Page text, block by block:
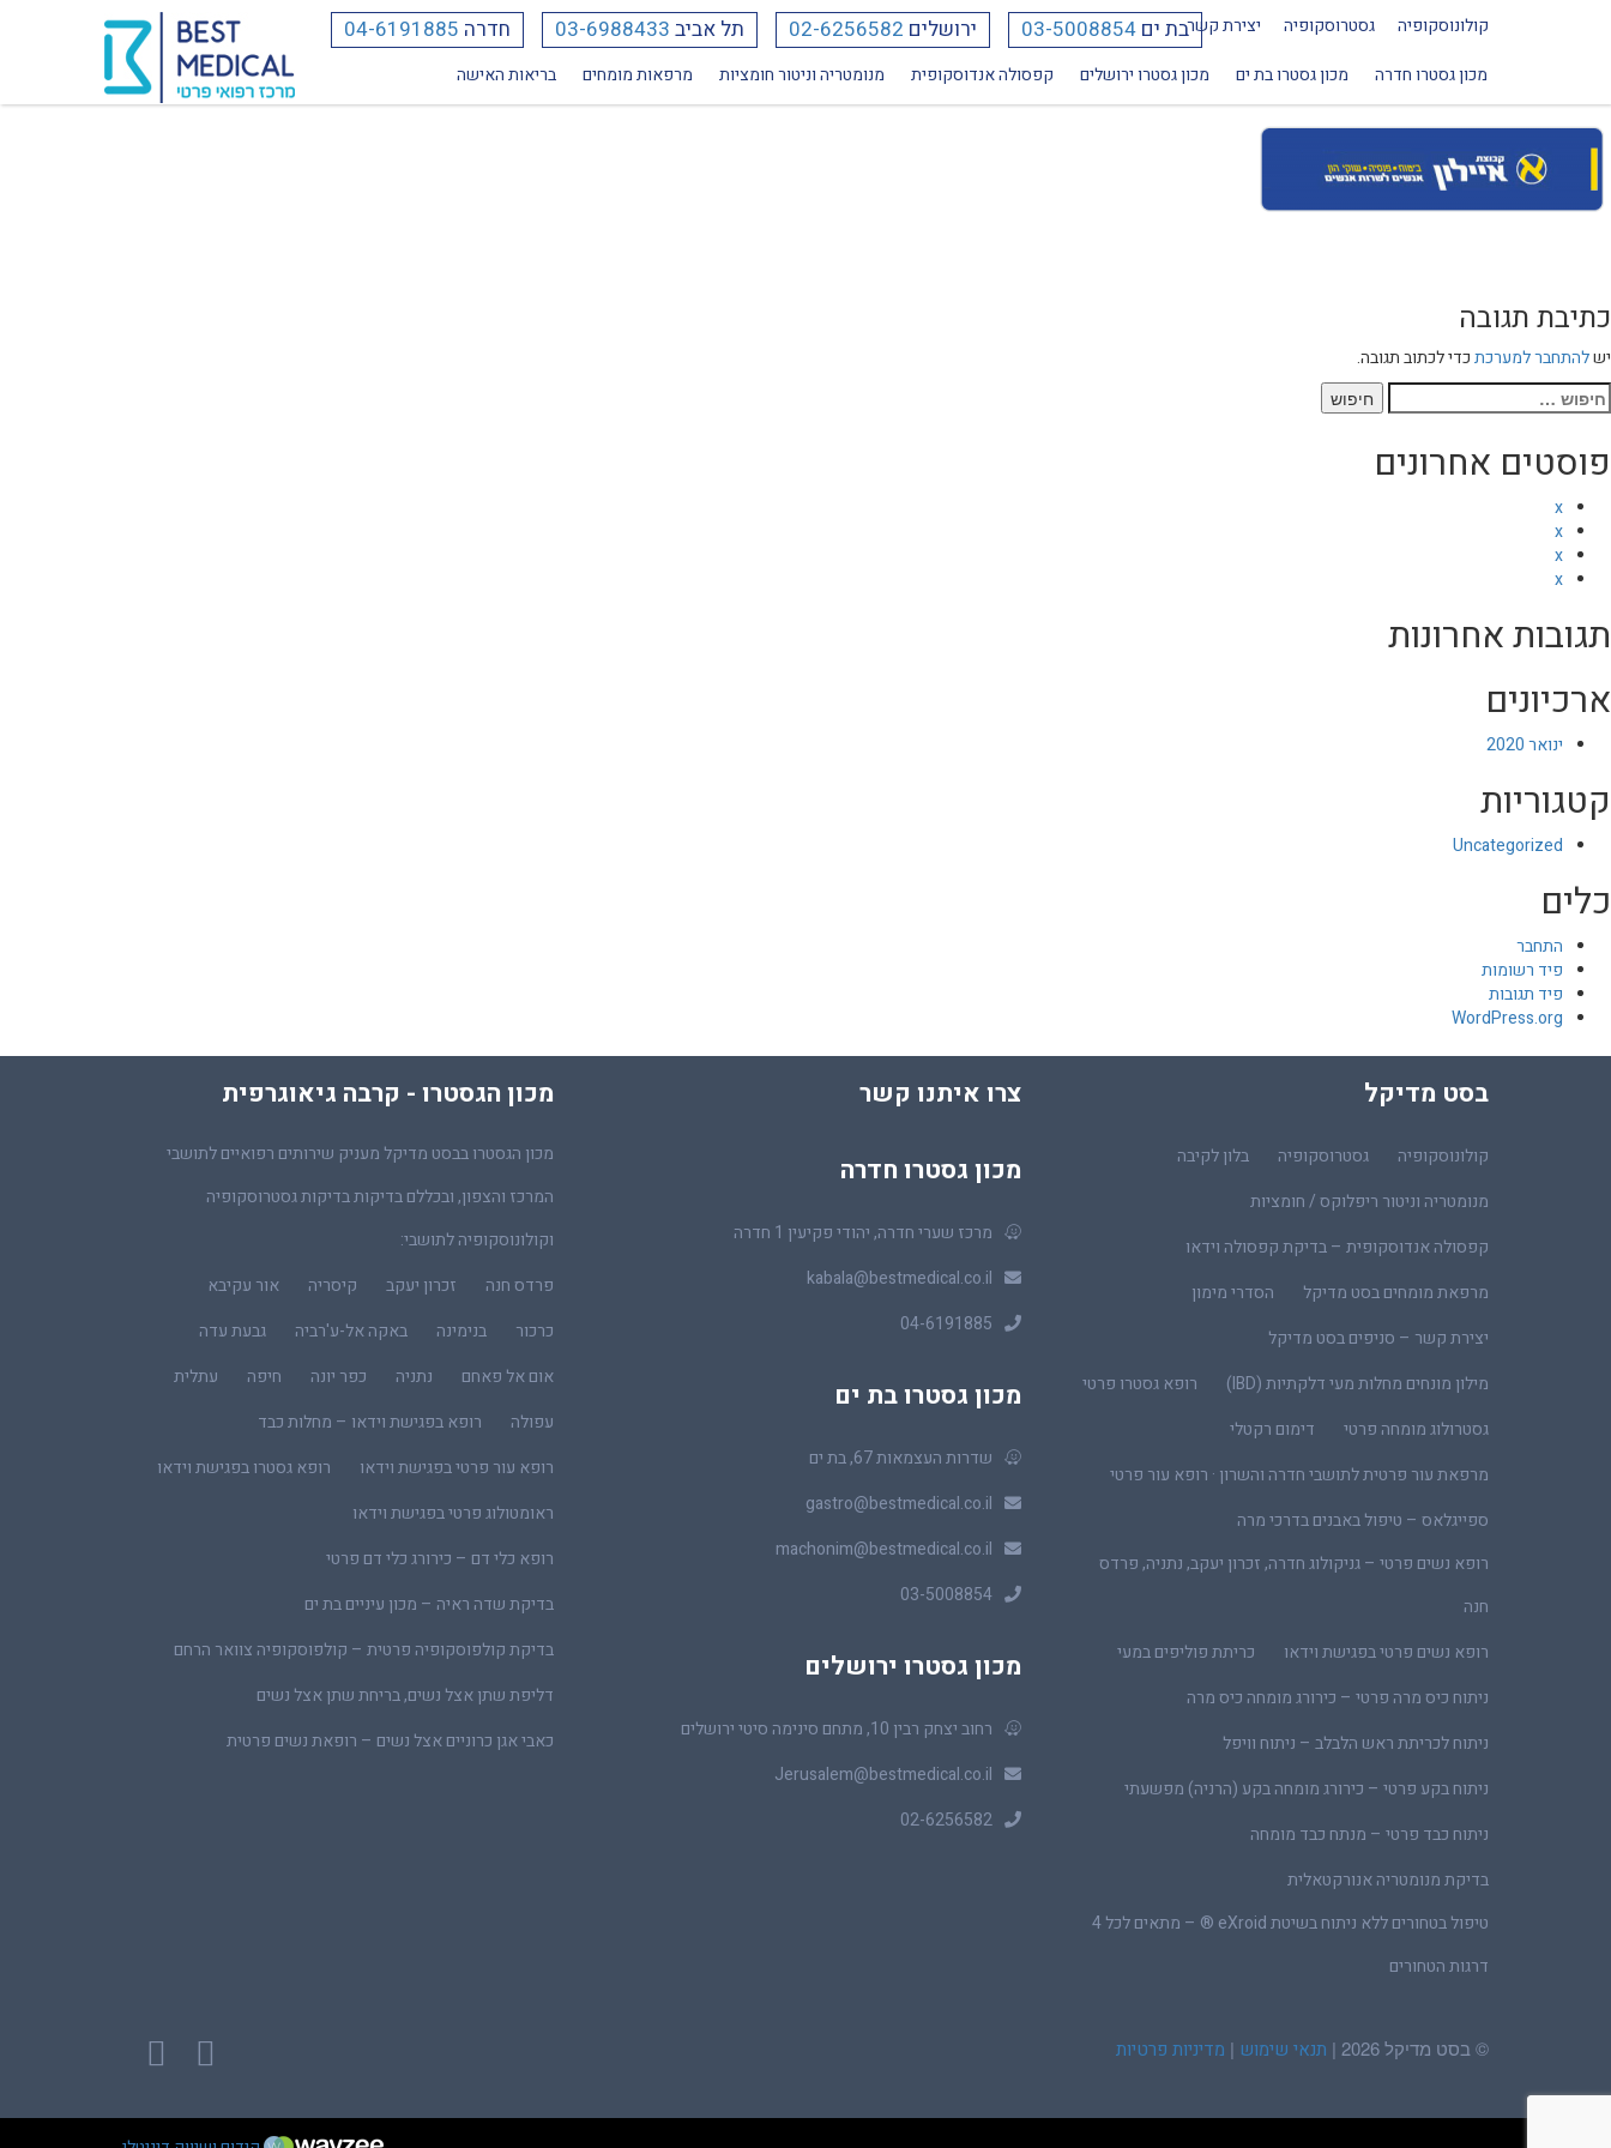
קולונוסקופיה גסטרוסקופיה יצירת קשר חדרה 04-6191885 תל אביב 03-6988433 ירושלים 02-6256582 בת ים 03-5008854
מכון גסטרו חדרה מכון גסטרו בת ים מכון גסטרו ירושלים קפסולה אנדוסקופית מנומטריה וניטור חומציות מרפאות מומחים בריאות האישה ayalon-clean
כתיבת תגובה
ישלהתחבר למערכתכדי לכתוב תגובה.
חיפוש:
פוסטים אחרונים
x
x
x
x
תגובות אחרונות
ארכיונים
ינואר 2020
קטגוריות
Uncategorized
כלים
התחבר
פיד רשומות
פיד תגובות
WordPress.org
מכון הגסטרו - קרבה גיאוגרפית
מכון הגסטרו בבסט מדיקל מעניק שירותים רפואיים לתושבי
המרכז והצפון, ובכללם בדיקות בדיקות גסטרוסקופיה
וקולונוסקופיה לתושבי:
פרדס חנה
זכרון יעקב קיסריה
אור עקיבא
כרכור
בנימינה באקה אל-ע'רביה
גבעת עדה
אום אל פאחם
נתניה כפר יונה חיפה
עתלית
עפולה
רופא בפגישת וידאו – מחלות כבד
רופא עור פרטי בפגישת וידאו
רופא גסטרו בפגישת וידאו
ראומטולוג פרטי בפגישת וידאו
רופא כלי דם – כירורג כלי דם פרטי
בדיקת שדה ראיה – מכון עיניים בת ים
בדיקת קולפוסקופיה פרטית – קולפוסקופיה צוואר הרחם
דליפת שתן אצל נשים, בריחת שתן אצל נשים
כאבי אגן כרוניים אצל נשים – רופאת נשים פרטית
צרו איתנו קשר
מכון גסטרו חדרה
מרכז שערי חדרה, יהודי פקיעין 1 חדרה
kabala@bestmedical.co.il
04-6191885
מכון גסטרו בת ים
שדרות העצמאות 67, בת ים
gastro@bestmedical.co.il
machonim@bestmedical.co.il
03-5008854
מכון גסטרו ירושלים
רחוב יצחק רבין 10, מתחם סינימה סיטי ירושלים
Jerusalem@bestmedical.co.il
02-6256582
בסט מדיקל
קולונוסקופיה גסטרוסקופיה
בלון לקיבה
מנומטריה וניטור ריפלוקס / חומציות
קפסולה אנדוסקופית – בדיקת קפסולה וידאו
מרפאת מומחים בסט מדיקל
הסדרי מימון
יצירת קשר – סניפים בסט מדיקל
מילון מונחים מחלות מעי דלקתיות (IBD)
רופא גסטרו פרטי
גסטרולוג מומחה פרטי
דימום רקטלי
מרפאת עור פרטית לתושבי חדרה והשרון · רופא עור פרטי
ספייגלאס – טיפול באבנים בדרכי מרה
רופא נשים פרטי – גניקולוג חדרה, זכרון יעקב, נתניה, פרדס
חנה
רופא נשים פרטי בפגישת וידאו
כריתת פוליפים במעי
ניתוח כיס מרה פרטי – כירורג מומחה כיס מרה
ניתוח לכריתת ראש הלבלב – ניתוח וויפל
ניתוח בקע פרטי – כירורג מומחה בקע (הרניה) מפשעתי
ניתוח כבד פרטי – מנתח כבד מומחה
בדיקת מנומטריה אנורקטאלית
טיפול בטחורים ללא ניתוח בשיטת eXroid ® – מתאים לכל 4
דרגות הטחורים
© בסט מדיקל 2026 | תנאי שימוש | מדיניות פרטיות